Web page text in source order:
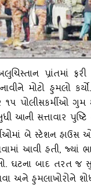
પ્રાંતમાં
મોટો હુમલો
પોલીસકર્મીઓ ગુમ
આની સત્તાવાર
બે સ્‍ટેશન હાઉસ
આવી હતી, જ્‍યાં
ઘટના બાદ તરત
અને હુમલાખોરોને